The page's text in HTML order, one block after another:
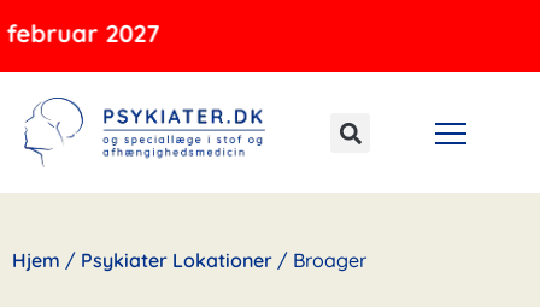
Gå
indholdet
2027
Hjem / Psykiater Lokationer / Broager